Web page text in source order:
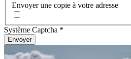
Envoyer une copie à votre adresse
Système Captcha *
Envoyer